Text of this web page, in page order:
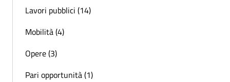
Lavori pubblici (14)
Mobilità (4)
Opere (3)
Pari opportunità (1)